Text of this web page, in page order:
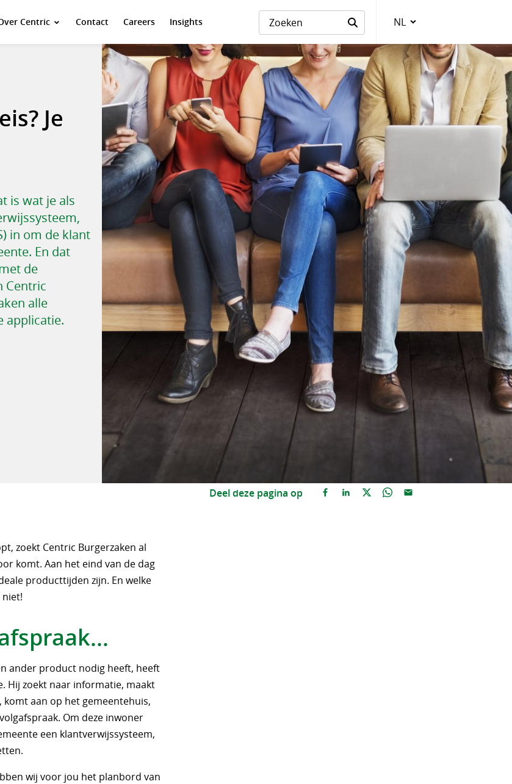
Centric Contact Careers
Insights
NL
Taalkeuze
Je
is wat je als
in om de klant
En dat
de
Centric
alle
applicatie.
Deel deze pagina op
zoekt Centric Burgerzaken al
komt. Aan het eind van de dag
producttijden zijn. En welke
ander product nodig heeft, heeft
Hij zoekt naar informatie, maakt
komt aan op het gemeentehuis,
Om deze inwoner
een klantverwijssysteem,
wij voor jou het planbord van